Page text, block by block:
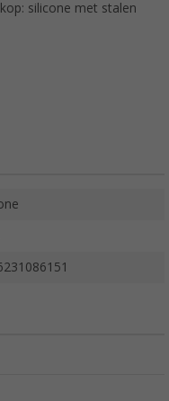
silicone met stalen